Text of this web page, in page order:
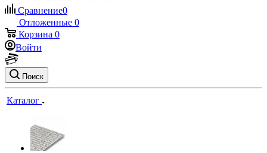
Сравнение0
Отложенные 0
Корзина 0
Войти
Поиск
Каталог